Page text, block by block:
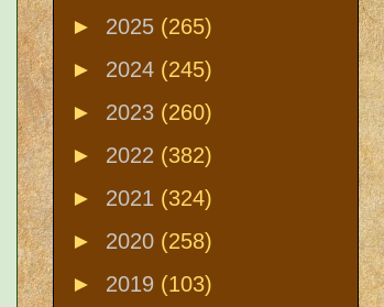
► 2025 (265)
► 2024 (245)
► 2023 (260)
► 2022 (382)
► 2021 (324)
► 2020 (258)
► 2019 (103)